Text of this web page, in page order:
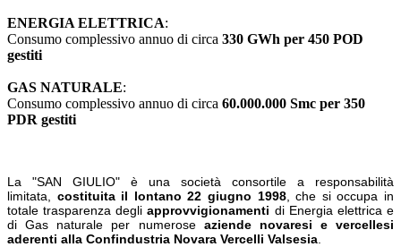
ENERGIA ELETTRICA:
Consumo complessivo annuo di circa 330 GWh per 450 POD
gestiti
GAS NATURALE:
Consumo complessivo annuo di circa 60.000.000 Smc per 350
PDR gestiti
La "SAN GIULIO" è una società consortile a responsabilità
limitata, costituita il lontano 22 giugno 1998, che si occupa in
totale trasparenza degliapprovvigionamenti di Energia elettrica e
di Gas naturale per numeroseaziende novaresi e vercellesi
aderenti alla Confindustria Novara Vercelli Valsesia